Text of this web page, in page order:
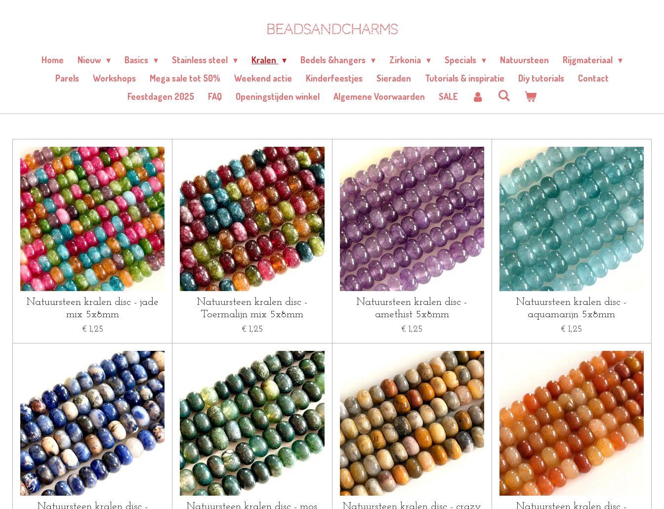
hoofdinhoud
BEADSANDCHARMS
Home Nieuw Basics Stainless steel Kralen Bedels &hangers Zirkonia Specials Natuursteen
Rijgmateriaal
Parels
Workshops Mega sale tot 50% Weekend actie Kinderfeestjes Sieraden Tutorials & inspiratie Diy tutorials
Contact
Feestdagen 2025
FAQ Openingstijden winkel Algemene Voorwaarden SALE
Natuursteen kralen disc - jade
mix 5x8mm
€ 1,25
Natuursteen kralen disc -
Toermalijn mix 5x8mm
€ 1,25
Natuursteen kralen disc -
amethist 5x8mm
€ 1,25
Natuursteen kralen disc -
aquamarijn 5x8mm
€ 1,25
Natuursteen kralen disc -
Natuursteen kralen disc - mos
Natuursteen kralen disc - crazy
Natuursteen kralen disc -